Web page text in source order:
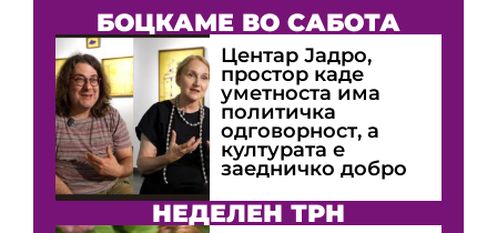
БОЦКАМЕ ВО САБОТА
Центар Јадро,
простор каде
уметноста има
политичка
одговорност, а
културата е
заедничко добро
НЕДЕЛЕН ТРН